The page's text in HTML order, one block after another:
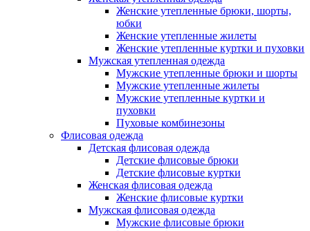
Женские утепленные брюки, шорты,
юбки
Женские утепленные жилеты
Женские утепленные куртки и пуховки
Мужская утепленная одежда
Мужские утепленные брюки и шорты
Мужские утепленные жилеты
Мужские утепленные куртки и
пуховки
Пуховые комбинезоны
Флисовая одежда
Детская флисовая одежда
Детские флисовые брюки
Детские флисовые куртки
Женская флисовая одежда
Женские флисовые куртки
Мужская флисовая одежда
Мужские флисовые брюки